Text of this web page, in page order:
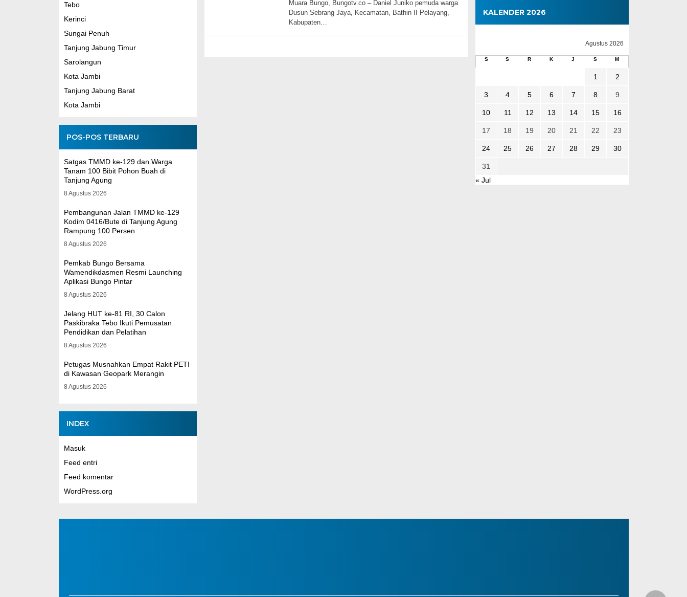
Tebo
Kerinci
Sungai Penuh
Tanjung Jabung Timur
Sarolangun
Kota Jambi
Tanjung Jabung Barat
Kota Jambi
POS-POS TERBARU
Satgas TMMD ke-129 dan Warga
Tanam 100 Bibit Pohon Buah di
Tanjung Agung
8 Agustus 2026
Pembangunan Jalan TMMD ke-129
Kodim 0416/Bute di Tanjung Agung
Rampung 100 Persen
8 Agustus 2026
Pemkab Bungo Bersama
Wamendikdasmen Resmi Launching
Aplikasi Bungo Pintar
8 Agustus 2026
Jelang HUT ke-81 RI, 30 Calon
Paskibraka Tebo Ikuti Pemusatan
Pendidikan dan Pelatihan
8 Agustus 2026
Petugas Musnahkan Empat Rakit PETI
di Kawasan Geopark Merangin
8 Agustus 2026
INDEX
Masuk
Feed entri
Feed komentar
WordPress.org
Muara Bungo, Bungotv.co – Daniel Juniko pemuda warga
Dusun Sebrang Jaya, Kecamatan, Bathin II Pelayang,
Kabupaten…
KALENDER 2026
Agustus 2026
S S R K J S M
1 2
3 4 5 6 7 8 9
10 11 12 13 14 15 16
17 18 19 20 21 22 23
24 25 26 27 28 29 30
31
« Jul